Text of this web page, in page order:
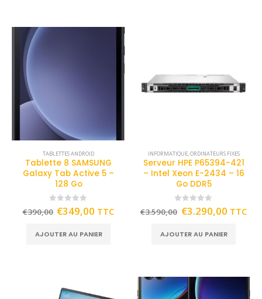
TABLETTES ANDROID
Tablette 8 SAMSUNG
Galaxy Tab Active 5 –
128 Go
out of 5
€390,00 €349,00 TTC
AJOUTER AU PANIER
INFORMATIQUE,ORDINATEURS FIXES
Serveur HPE P65394-421
– Intel Xeon E-2434 – 16
Go DDR5
out of 5
€3.590,00 €3.290,00 TTC
AJOUTER AU PANIER